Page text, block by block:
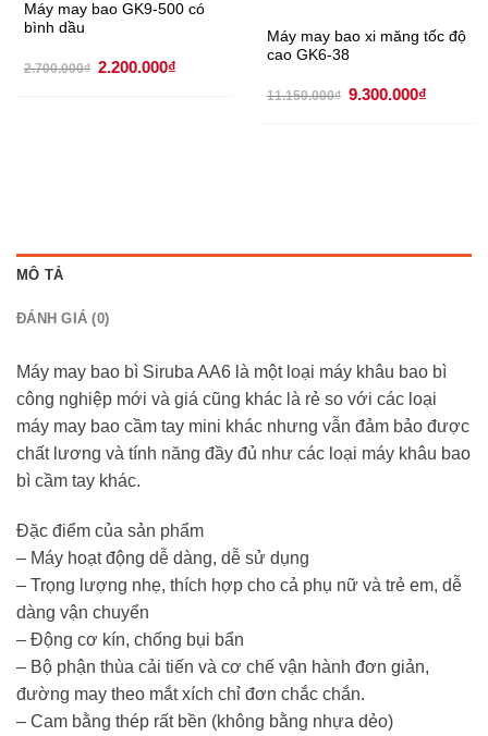
Máy may bao GK9-500 có
bình dầu
2.700.000₫ Giá
gốc
2.200.000₫
Máy may bao xi măng tốc độ
cao GK6-38
11.150.000₫ Giá
gốc
9.300.000₫
MÔ TẢ
ĐÁNH GIÁ (0)
Máy may bao bì Siruba AA6 là một loại máy khâu bao bì
công nghiệp mới và giá cũng khác là rẻ so với các loại
máy may bao cầm tay mini khác nhưng vẫn đảm bảo được
chất lương và tính năng đầy đủ như các loại máy khâu bao
bì cầm tay khác.
Đặc điểm của sản phẩm
– Máy hoạt động dễ dàng, dễ sử dụng
– Trọng lượng nhẹ, thích hợp cho cả phụ nữ và trẻ em, dễ
dàng vận chuyển
– Động cơ kín, chống bụi bẩn
– Bộ phận thùa cải tiến và cơ chế vận hành đơn giản,
đường may theo mắt xích chỉ đơn chắc chắn.
– Cam bằng thép rất bền (không bằng nhựa dẻo)